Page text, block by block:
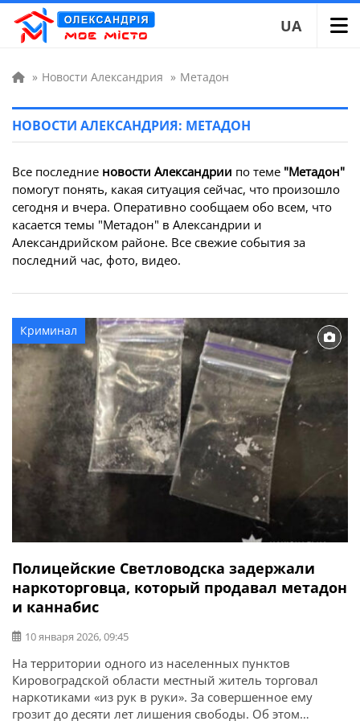
UA
» Новости Александрия » Метадон
НОВОСТИ АЛЕКСАНДРИЯ: МЕТАДОН
Все последние новости Александрии по теме "Метадон"
помогут понять, какая ситуация сейчас, что произошло
сегодня и вчера. Оперативно сообщаем обо всем, что
касается темы "Метадон" в Александрии и
Александрийском районе. Все свежие события за
последний час, фото, видео.
Криминал
Полицейские Светловодска задержали
наркоторговца, который продавал метадон
и каннабис
10 января 2026, 09:45
На территории одного из населенных пунктов
Кировоградской области местный житель торговал
наркотиками «из рук в руки». За совершенное ему
грозит до десяти лет лишения свободы. Об этом